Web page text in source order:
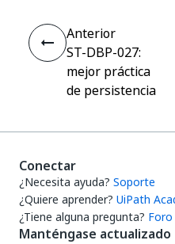
Anterior
ST-DBP-027:
mejor práctica
de persistencia
Conectar
¿Necesita ayuda? Soporte
¿Quiere aprender? UiPath
¿Tiene alguna pregunta?
Manténgase actualizado